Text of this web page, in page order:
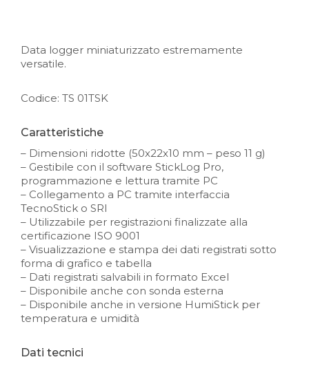
Data logger miniaturizzato estremamente
versatile.
Codice: TS 01TSK
Caratteristiche
– Dimensioni ridotte (50x22x10 mm – peso 11 g)
– Gestibile con il software StickLog Pro,
programmazione e lettura tramite PC
– Collegamento a PC tramite interfaccia
TecnoStick o SRI
– Utilizzabile per registrazioni finalizzate alla
certificazione ISO 9001
– Visualizzazione e stampa dei dati registrati sotto
forma di grafico e tabella
– Dati registrati salvabili in formato Excel
– Disponibile anche con sonda esterna
– Disponibile anche in versione HumiStick per
temperatura e umidità
Dati tecnici